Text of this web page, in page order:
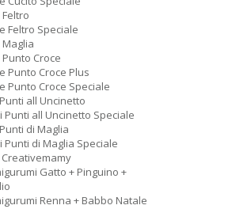
Feltro
Feltro Speciale
Maglia
Punto Croce
Punto Croce Plus
Punto Croce Speciale
all Uncinetto
Punti all Uncinetto Speciale
di Maglia
Punti di Maglia Speciale
Creativemamy
Gatto + Pinguino +
Renna + Babbo Natale